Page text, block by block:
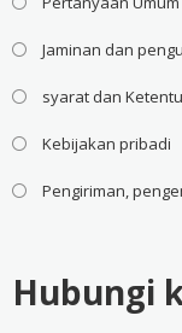
Jaminan dan
syarat dan
Kebijakan pribadi
Pengiriman,
Hubungi